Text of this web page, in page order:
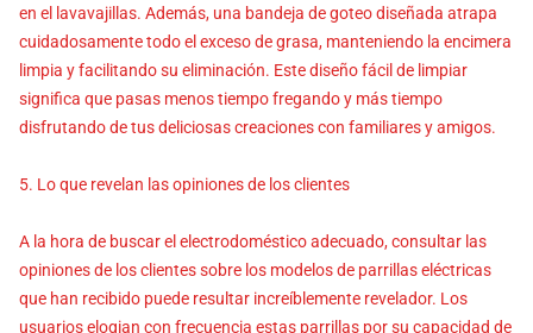
en el lavavajillas. Además, una bandeja de goteo diseñada atrapa
cuidadosamente todo el exceso de grasa, manteniendo la encimera
limpia y facilitando su eliminación. Este diseño fácil de limpiar
significa que pasas menos tiempo fregando y más tiempo
disfrutando de tus deliciosas creaciones con familiares y amigos.
5. Lo que revelan las opiniones de los clientes
A la hora de buscar el electrodoméstico adecuado, consultar las
opiniones de los clientes sobre los modelos de parrillas eléctricas
que han recibido puede resultar increíblemente revelador. Los
usuarios elogian con frecuencia estas parrillas por su capacidad de